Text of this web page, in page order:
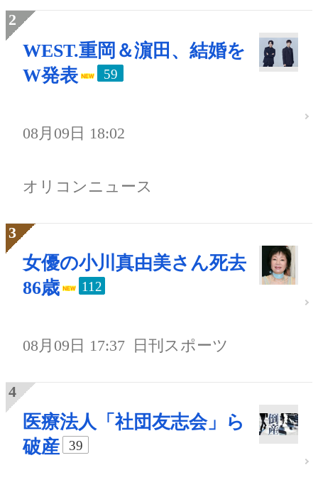
WEST.重岡＆濵田、結婚を
W発表
59
08月09日 18:02
オリコンニュース
女優の小川真由美さん死去
86歳
112
08月09日 17:37 日刊スポーツ
医療法人「社団友志会」ら
破産
39